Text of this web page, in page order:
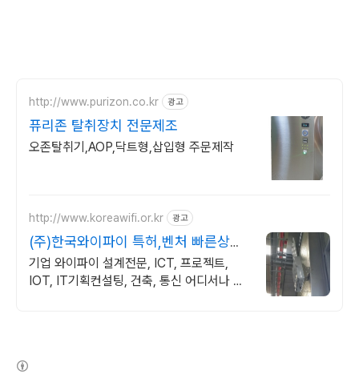
http://www.purizon.co.kr 광고
퓨리존 탈취장치 전문제조
오존탈취기,AOP,닥트형,삽입형 주문제작
http://www.koreawifi.or.kr 광고
(주)한국와이파이 특허,벤처 빠른상담
가능
기업 와이파이 설계전문, ICT, 프로젝트,
IOT, IT기획컨설팅, 건축, 통신 어디서나 끊